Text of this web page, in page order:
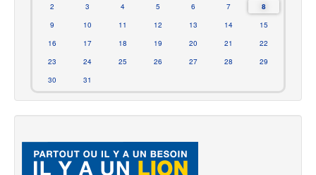
2
3 4 5 6 7
8
9
10 11 12 13 14
15
16
17 18 19 20 21
22
23
24 25 26 27 28
29
30
31